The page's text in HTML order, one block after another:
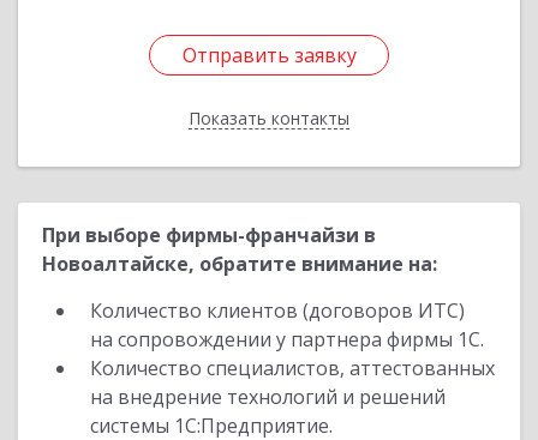
Отправить заявку
Показать контакты
Отправить заявку
Назад
При выборе фирмы-франчайзи в
Новоалтайске, обратите внимание на:
Количество клиентов (договоров ИТС)
на сопровождении у партнера фирмы 1С.
Количество специалистов, аттестованных
на внедрение технологий и решений
системы 1С:Предприятие.